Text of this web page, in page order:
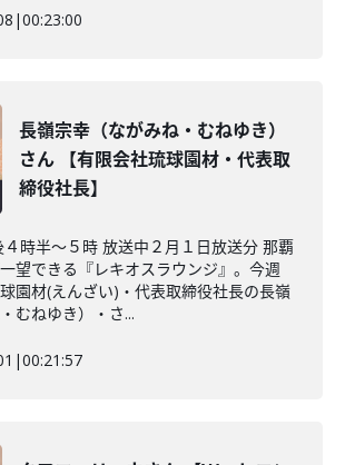
|00:23:00
長嶺宗幸（ながみね・むねゆき）
さん 【有限会社琉球園材・代表取
締役社長】
時半～５時 放送中２月１日放送分 那覇
望できる『レキオスラウンジ』。今週
園材(えんざい)・代表取締役社長の長嶺
むねゆき）・さ...
|00:21:57